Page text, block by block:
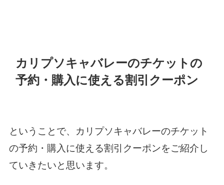
カリプソキャバレーのチケットの
予約・購入に使える割引クーポン
ということで、カリプソキャバレーのチケット
の予約・購入に使える割引クーポンをご紹介し
ていきたいと思います。